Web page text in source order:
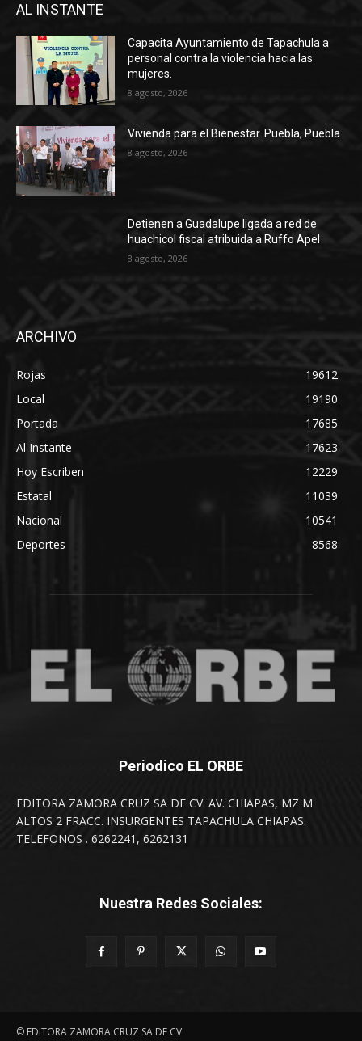
AL INSTANTE
Capacita Ayuntamiento de Tapachula a
personal contra la violencia hacia las
mujeres.
8 agosto, 2026
Vivienda para el Bienestar. Puebla, Puebla
8 agosto, 2026
Detienen a Guadalupe ligada a red de
huachicol fiscal atribuida a Ruffo Apel
8 agosto, 2026
ARCHIVO
Rojas
19612
Local
19190
Portada
17685
Al Instante
17623
Hoy Escriben
12229
Estatal
11039
Nacional
10541
Deportes
8568
Periodico EL ORBE
EDITORA ZAMORA CRUZ SA DE CV. AV. CHIAPAS, MZ M
ALTOS 2 FRACC. INSURGENTES TAPACHULA CHIAPAS.
TELEFONOS . 6262241, 6262131
Nuestra Redes Sociales:
© EDITORA ZAMORA CRUZ SA DE CV